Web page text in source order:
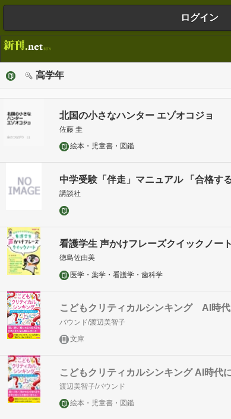
ログイン
高学年
北国の小さなハンター エゾオコジョ
佐藤 圭
絵本・児童書・図鑑
中学受験「伴走」マニュアル 「合格す
講談社
看護学生 声かけフレーズクイックノート
徳島佐由美
医学・薬学・看護学・歯科学
こどもクリティカルシンキング AI時
バウンド/渡辺美智子
文庫
こどもクリティカルシンキング AI時代
渡辺美智子/バウンド
絵本・児童書・図鑑